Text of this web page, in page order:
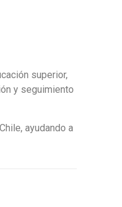
superior,
y seguimiento
ayudando a